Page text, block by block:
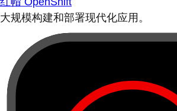
大规模构建和部署现代化应用。